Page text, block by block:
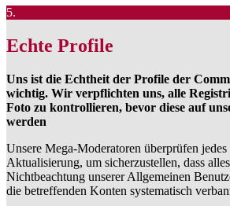
5.
Echte Profile
Uns ist die Echtheit der Profile der
wichtig. Wir verpflichten uns, alle
Foto zu kontrollieren, bevor diese auf
werden
Unsere Mega-Moderatoren überprüfen
Aktualisierung, um sicherzustellen, dass
Nichtbeachtung unserer Allgemeinen
die betreffenden Konten systematisch